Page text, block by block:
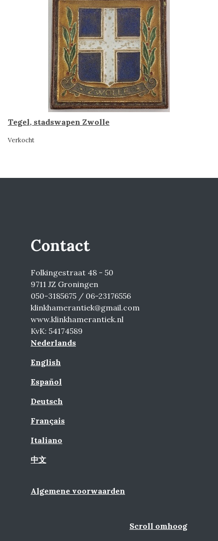
Tegel, stadswapen Zwolle
Verkocht
Contact
Folkingestraat 48 - 50
9711 JZ Groningen
050-3185675 / 06-23176556
klinkhamerantiek@gmail.com
www.klinkhamerantiek.nl
KvK: 54174589
Nederlands
English
Español
Deutsch
Français
Italiano
中文
Algemene voorwaarden
Scroll omhoog